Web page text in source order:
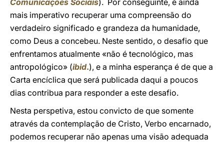
Comunicações Sociais). Por conseguinte, é ainda
mais imperativo recuperar uma compreensão do
verdadeiro significado e grandeza da humanidade,
como Deus a concebeu. Neste sentido, o desafio que
enfrentamos atualmente «não é tecnológico, mas
antropológico» (ibid.), e a minha esperança é de que a
Carta encíclica que será publicada daqui a poucos
dias contribua para responder a este desafio.
Nesta perspetiva, estou convicto de que somente
através da contemplação de Cristo, Verbo encarnado,
podemos recuperar não apenas uma visão adequada